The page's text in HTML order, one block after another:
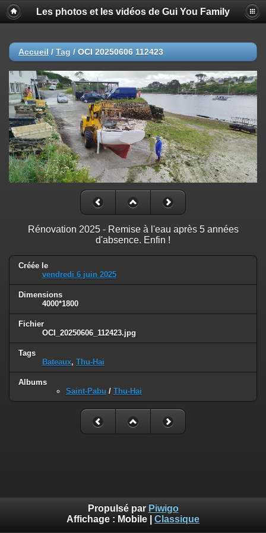
Les photos et les vidéos de Gui You Family
Accueil / Tag / OCI 20250606 112423
Rénovation 2025 - Remise à l'eau après 5 années
d'absence. Enfin !
Créée le
vendredi 6 juin 2025
Dimensions
4000*1800
Fichier
OCI_20250606_112423.jpg
Tags
Bateaux, Thu-Hai
Albums
Saint-Pabu / Thu-Hai
Propulsé par Piwigo
Affichage : Mobile Classique